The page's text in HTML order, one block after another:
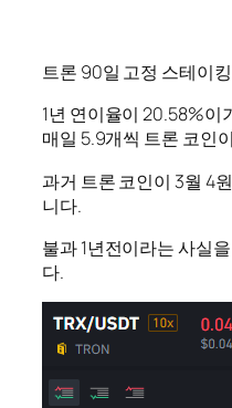
트론 90일 고정 스테이
1년 연이율이 20.58%이
매일 5.9개씩 트론 코인
과거 트론 코인이 3월 4
니다.
불과 1년전이라는 사실
다.